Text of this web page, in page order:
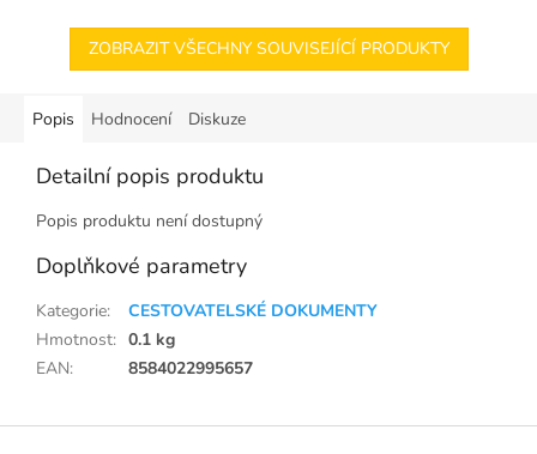
ZOBRAZIT VŠECHNY SOUVISEJÍCÍ PRODUKTY
Popis Hodnocení Diskuze
Detailní popis produktu
Popis produktu není dostupný
Doplňkové parametry
Kategorie:
CESTOVATELSKÉ DOKUMENTY
Hmotnost: 0.1 kg
EAN: 8584022995657
Z